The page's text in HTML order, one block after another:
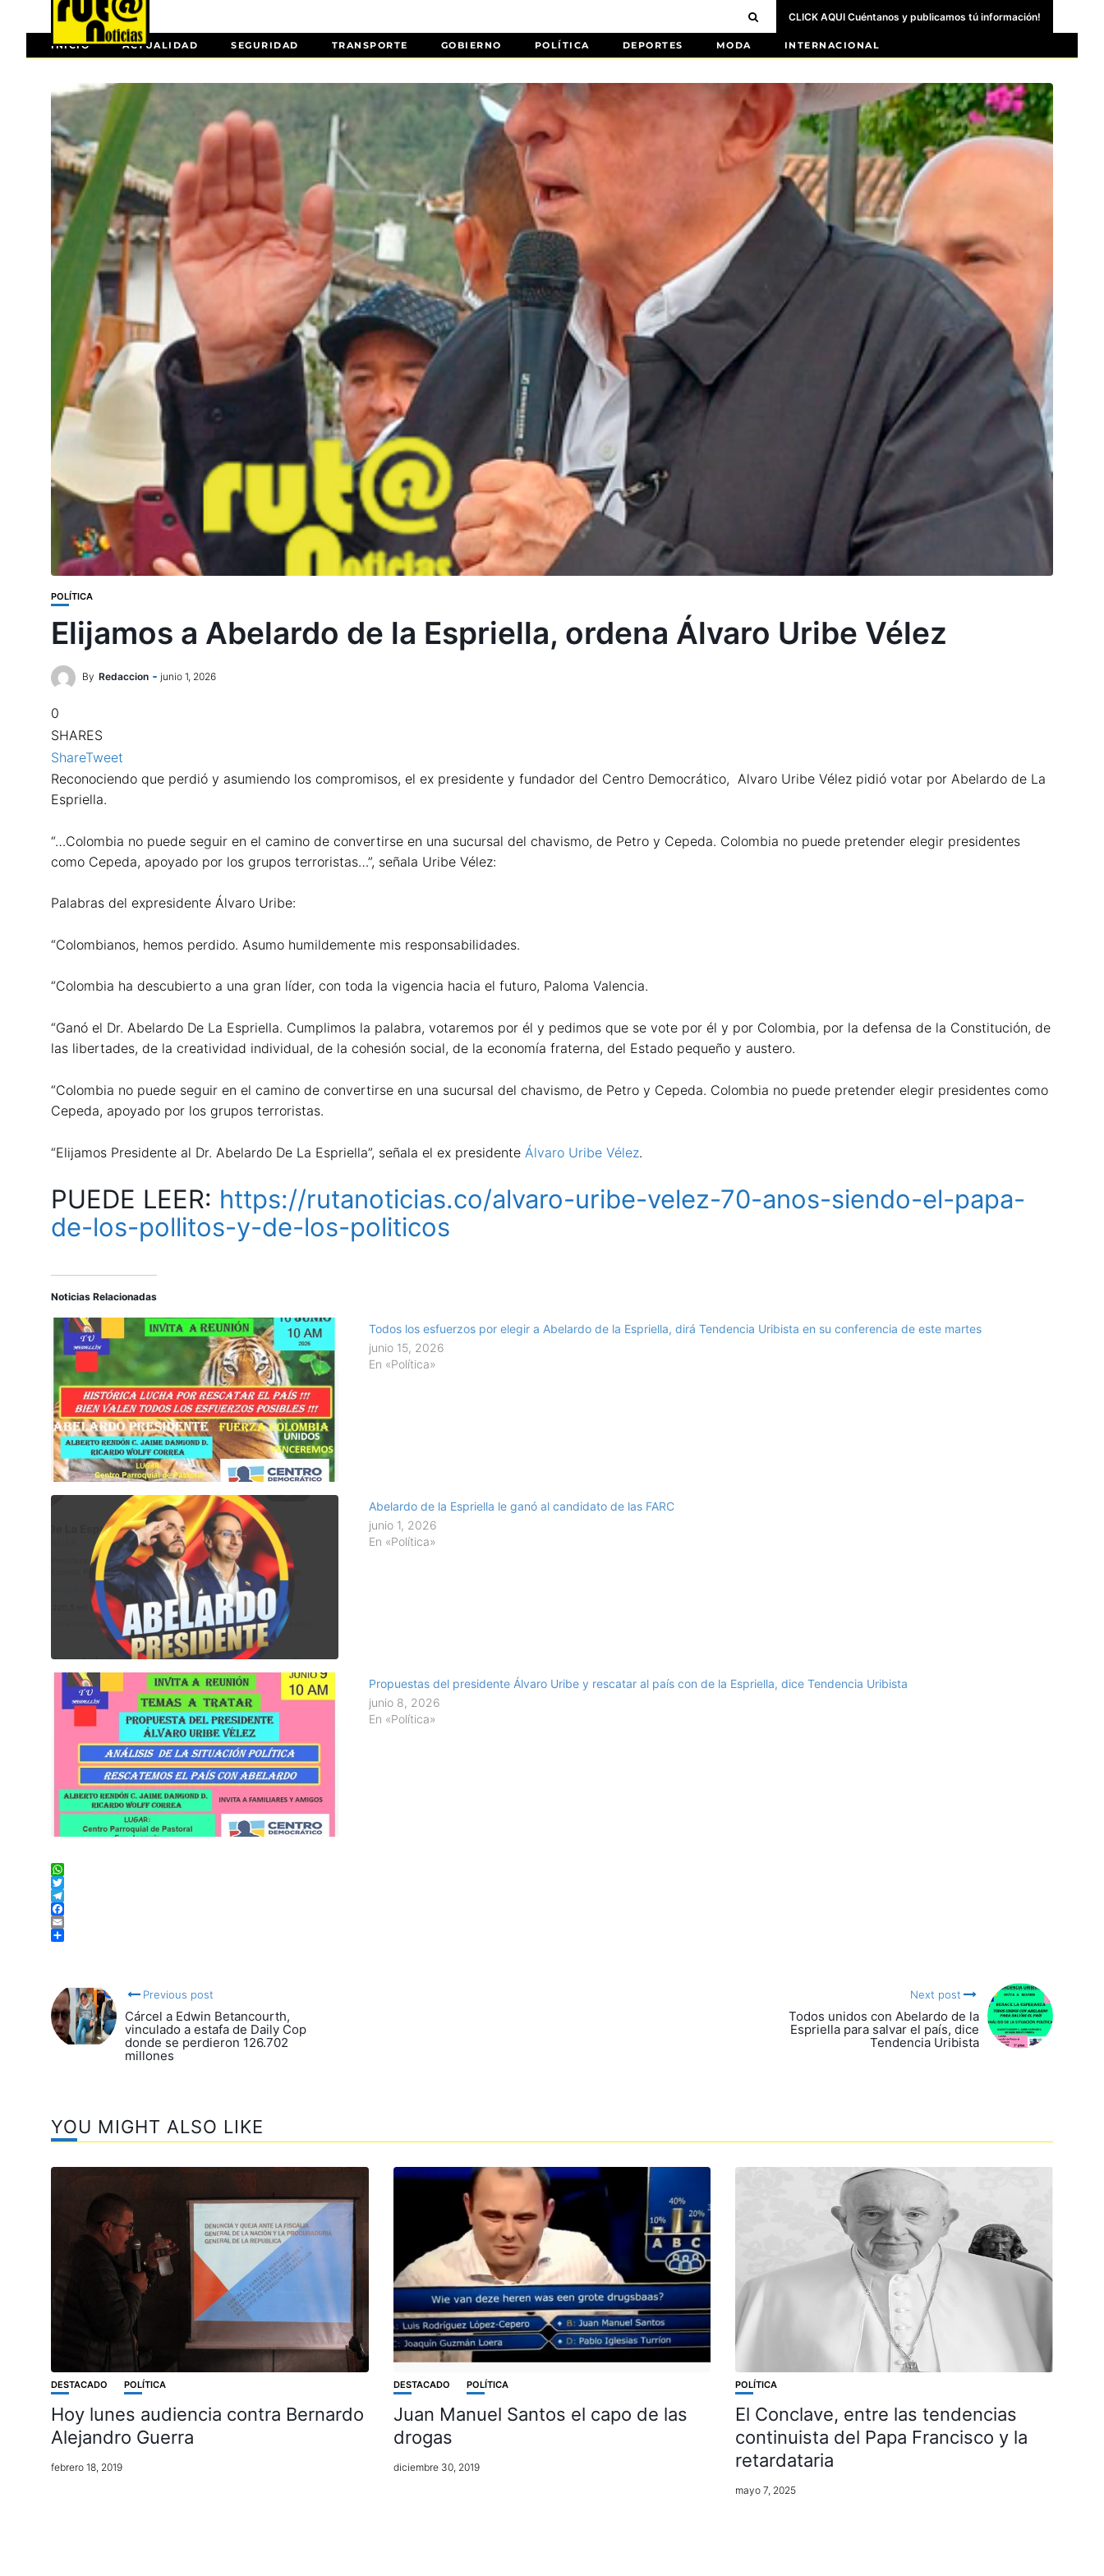
CLICK AQUI Cuéntanos y publicamos tú información!
INICIO ACTUALIDAD SEGURIDAD TRANSPORTE GOBIERNO POLÍTICA DEPORTES MODA INTERNACIONAL
POLÍTICA
Elijamos a Abelardo de la Espriella, ordena Álvaro Uribe Vélez
By Redaccion junio 1, 2026
0
SHARES
ShareTweet
Reconociendo que perdió y asumiendo los compromisos, el ex presidente y fundador del Centro Democrático, Alvaro Uribe Vélez pidió votar por Abelardo de La
Espriella.
“…Colombia no puede seguir en el camino de convertirse en una sucursal del chavismo, de Petro y Cepeda. Colombia no puede pretender elegir presidentes
como Cepeda, apoyado por los grupos terroristas…”, señala Uribe Vélez:
Palabras del expresidente Álvaro Uribe:
“Colombianos, hemos perdido. Asumo humildemente mis responsabilidades.
“Colombia ha descubierto a una gran líder, con toda la vigencia hacia el futuro, Paloma Valencia.
“Ganó el Dr. Abelardo De La Espriella. Cumplimos la palabra, votaremos por él y pedimos que se vote por él y por Colombia, por la defensa de la Constitución, de
las libertades, de la creatividad individual, de la cohesión social, de la economía fraterna, del Estado pequeño y austero.
“Colombia no puede seguir en el camino de convertirse en una sucursal del chavismo, de Petro y Cepeda. Colombia no puede pretender elegir presidentes como
Cepeda, apoyado por los grupos terroristas.
“Elijamos Presidente al Dr. Abelardo De La Espriella”, señala el ex presidente Álvaro Uribe Vélez.
PUEDE LEER: https://rutanoticias.co/alvaro-uribe-velez-70-anos-siendo-el-papa-
de-los-pollitos-y-de-los-politicos
Noticias Relacionadas
Todos los esfuerzos por elegir a Abelardo de la Espriella, dirá Tendencia Uribista en su conferencia de este martes
junio 15, 2026
En «Política»
Abelardo de la Espriella le ganó al candidato de las FARC
junio 1, 2026
En «Política»
Propuestas del presidente Álvaro Uribe y rescatar al país con de la Espriella, dice Tendencia Uribista
junio 8, 2026
En «Política»
WhatsApp
Twitter
Telegram
Facebook
Email
Previous post
Cárcel a Edwin Betancourth,
vinculado a estafa de Daily Cop
donde se perdieron 126.702
millones
Next post
Todos unidos con Abelardo de la
Espriella para salvar el país, dice
Tendencia Uribista
YOU MIGHT ALSO LIKE
DESTACADO POLÍTICA
Hoy lunes audiencia contra Bernardo
Alejandro Guerra
febrero 18, 2019
DESTACADO POLÍTICA
Juan Manuel Santos el capo de las
drogas
diciembre 30, 2019
POLÍTICA
El Conclave, entre las tendencias
continuista del Papa Francisco y la
retardataria
mayo 7, 2025